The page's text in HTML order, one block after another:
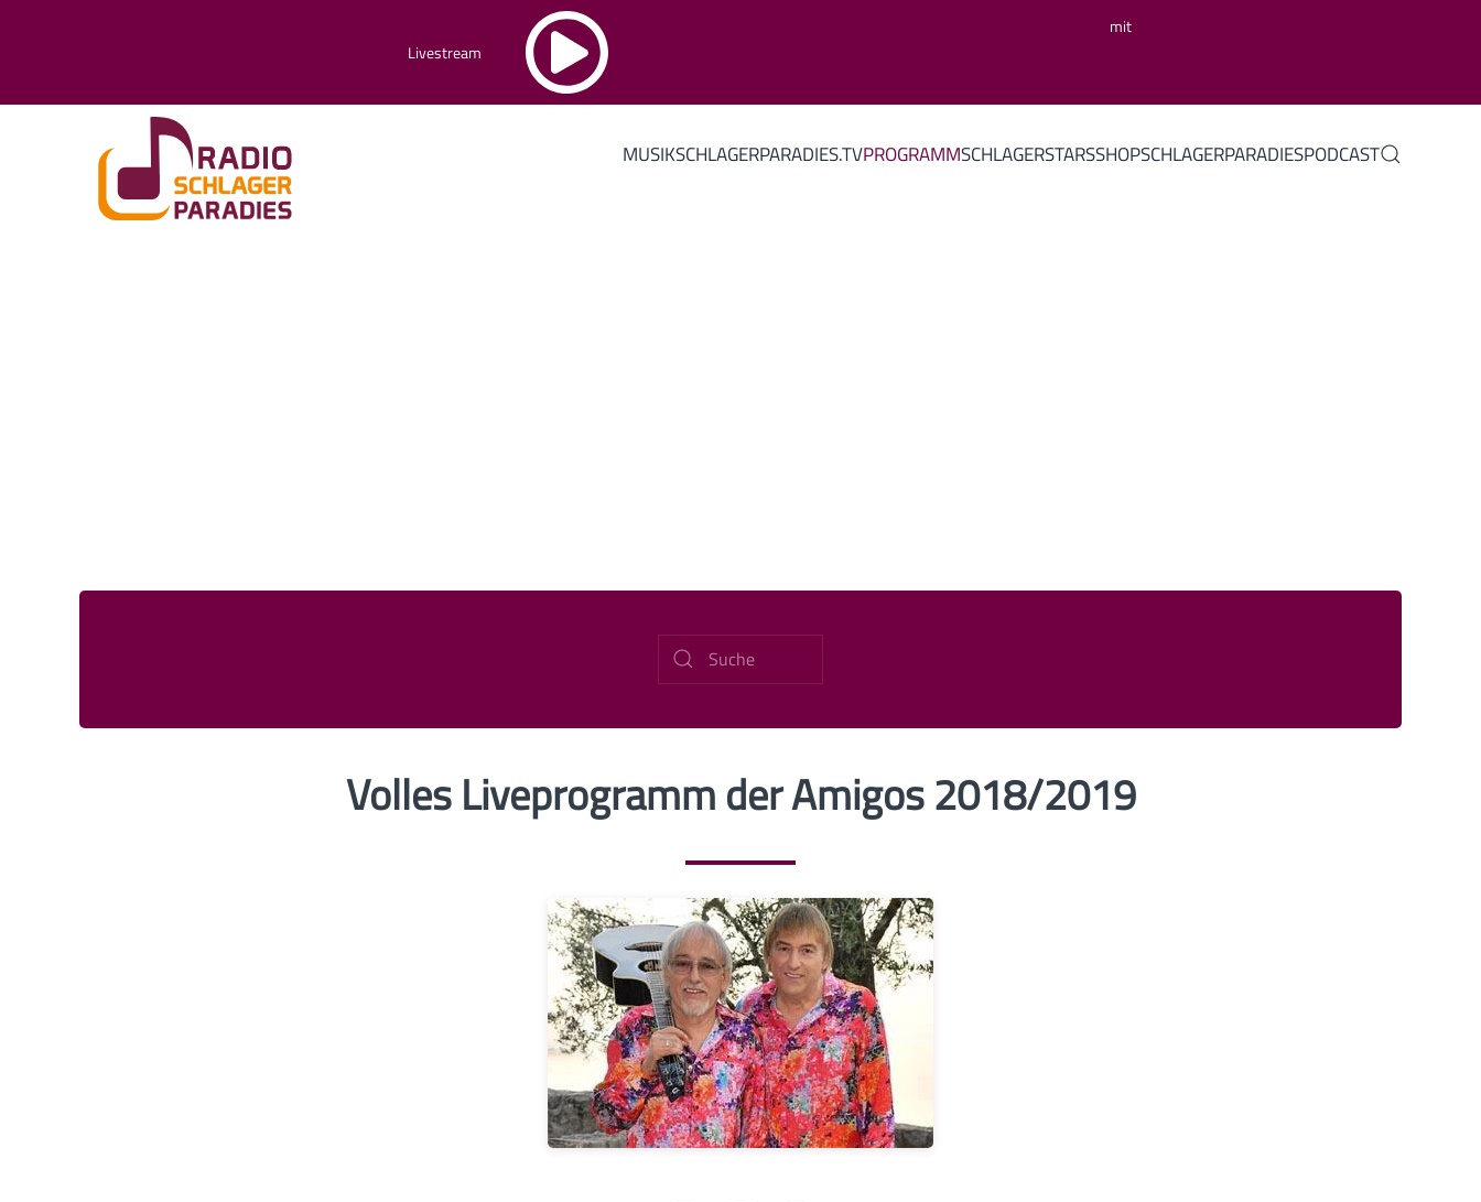
Livestream
mit
MUSIKSCHLAGERPARADIES.TVPROGRAMMSCHLAGERSTARSSHOPSCHLAGERPARADIESPODCAST
Volles Liveprogramm der Amigos 2018/2019